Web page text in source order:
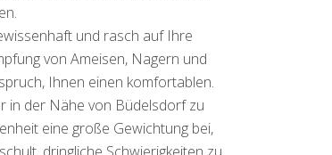
und rasch auf Ihre
von Ameisen, Nagern und
Ihnen einen komfortablen.
in der Nähe von Büdelsdorf zu
eine große Gewichtung bei,